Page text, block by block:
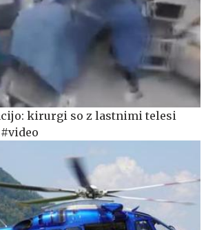
kirurgi so z lastnimi telesi